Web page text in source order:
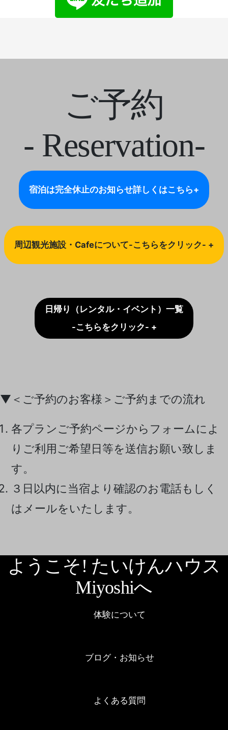
ご予約
- Reservation-
宿泊は完全休止のお知らせ詳しくはこちら+
周辺観光施設・Cafeについて-こちらをクリック- +
日帰り（レンタル・イベント）一覧
-こちらをクリック- +
▼＜ご予約のお客様＞ご予約までの流れ
各プランご予約ページからフォームによ
りご利用ご希望日等を送信お願い致しま
す。
３日以内に当宿より確認のお電話もしく
はメールをいたします。
ようこそ! たいけんハウス
Miyoshiへ
体験について
ブログ・お知らせ
よくある質問